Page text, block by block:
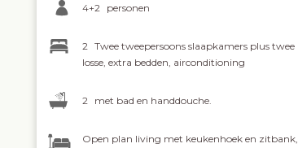
4+2 personen
2 Twee tweepersoons slaapkamers plus twee
losse, extra bedden, airconditioning
2 met bad en handdouche.
Open plan living met keukenhoek en zitbank,